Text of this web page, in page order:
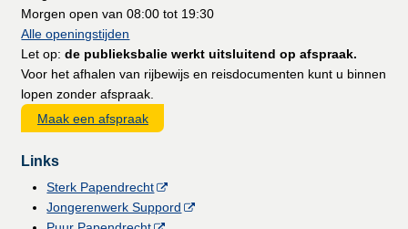
Morgen open van 08:00 tot 19:30
Alle openingstijden
Let op:de publieksbalie werkt uitsluitend op afspraak.
Voor het afhalen van rijbewijs en reisdocumenten kunt u binnen
lopen zonder afspraak.
Maak een afspraak
Links
Sterk Papendrecht
Jongerenwerk Suppord